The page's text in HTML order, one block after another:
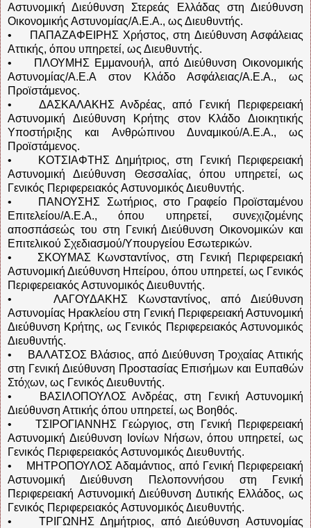
Αστυνομική Διεύθυνση Στερεάς Ελλάδας στη Διεύθυνση
Οικονομικής Αστυνομίας/Α.Ε.Α., ως Διευθυντής.
• ΠΑΠΑΖΑΦΕΙΡΗΣ Χρήστος, στη Διεύθυνση Ασφάλειας
Αττικής, όπου υπηρετεί, ως Διευθυντής.
• ΠΛΟΥΜΗΣ Εμμανουήλ, από Διεύθυνση Οικονομικής
Αστυνομίας/Α.Ε.Α στον Κλάδο Ασφάλειας/Α.Ε.Α., ως
Προϊστάμενος.
• ΔΑΣΚΑΛΑΚΗΣ Ανδρέας, από Γενική Περιφερειακή
Αστυνομική Διεύθυνση Κρήτης στον Κλάδο Διοικητικής
Υποστήριξης και Ανθρώπινου Δυναμικού/Α.Ε.Α., ως
Προϊστάμενος.
• ΚΟΤΣΙΑΦΤΗΣ Δημήτριος, στη Γενική Περιφερειακή
Αστυνομική Διεύθυνση Θεσσαλίας, όπου υπηρετεί, ως
Γενικός Περιφερειακός Αστυνομικός Διευθυντής.
• ΠΑΝΟΥΣΗΣ Σωτήριος, στο Γραφείο Προϊσταμένου
Επιτελείου/Α.Ε.Α., όπου υπηρετεί, συνεχιζομένης
αποσπάσεώς του στη Γενική Διεύθυνση Οικονομικών και
Επιτελικού Σχεδιασμού/Υπουργείου Εσωτερικών.
• ΣΚΟΥΜΑΣ Κωνσταντίνος, στη Γενική Περιφερειακή
Αστυνομική Διεύθυνση Ηπείρου, όπου υπηρετεί, ως Γενικός
Περιφερειακός Αστυνομικός Διευθυντής.
• ΛΑΓΟΥΔΑΚΗΣ Κωνσταντίνος, από Διεύθυνση
Αστυνομίας Ηρακλείου στη Γενική Περιφερειακή Αστυνομική
Διεύθυνση Κρήτης, ως Γενικός Περιφερειακός Αστυνομικός
Διευθυντής.
• ΒΑΛΑΤΣΟΣ Βλάσιος, από Διεύθυνση Τροχαίας Αττικής
στη Γενική Διεύθυνση Προστασίας Επισήμων και Ευπαθών
Στόχων, ως Γενικός Διευθυντής.
• ΒΑΣΙΛΟΠΟΥΛΟΣ Ανδρέας, στη Γενική Αστυνομική
Διεύθυνση Αττικής όπου υπηρετεί, ως Βοηθός.
• ΤΣΙΡΟΓΙΑΝΝΗΣ Γεώργιος, στη Γενική Περιφερειακή
Αστυνομική Διεύθυνση Ιονίων Νήσων, όπου υπηρετεί, ως
Γενικός Περιφερειακός Αστυνομικός Διευθυντής.
• ΜΗΤΡΟΠΟΥΛΟΣ Αδαμάντιος, από Γενική Περιφερειακή
Αστυνομική Διεύθυνση Πελοποννήσου στη Γενική
Περιφερειακή Αστυνομική Διεύθυνση Δυτικής Ελλάδος, ως
Γενικός Περιφερειακός Αστυνομικός Διευθυντής.
• ΤΡΙΓΩΝΗΣ Δημήτριος, από Διεύθυνση Αστυνομίας